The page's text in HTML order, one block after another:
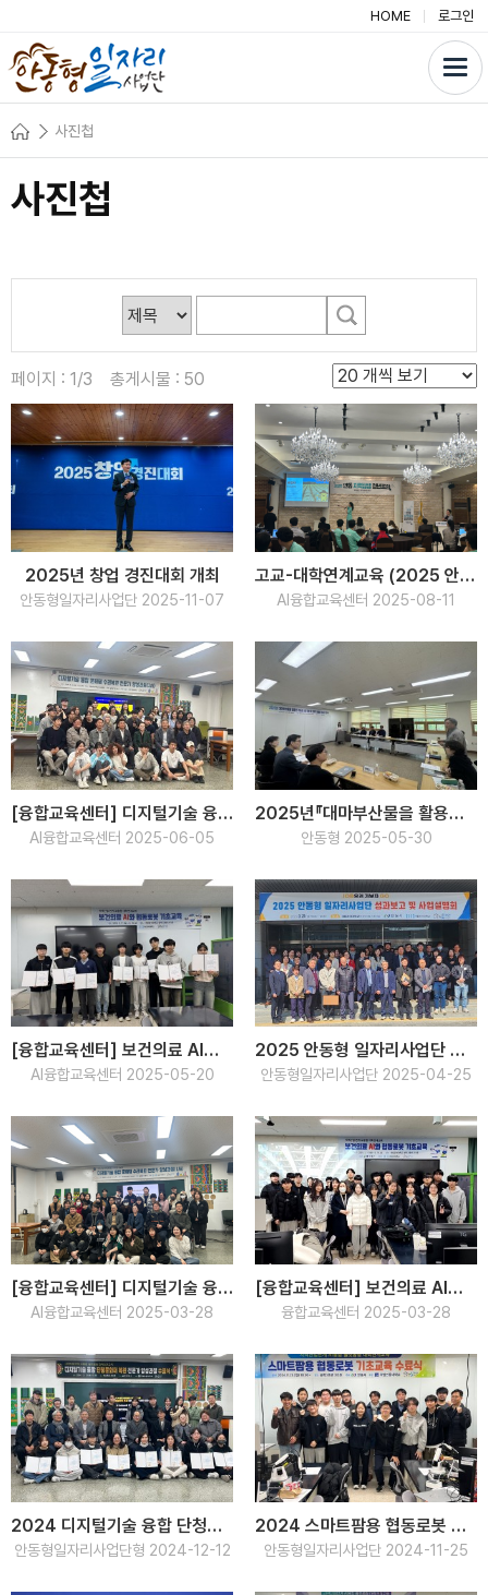
HOME 로그인
사진첩
사진첩
페이지 : 1/3 총게시물 : 50
2025년 창업 경진대회 개최
안동형일자리사업단 2025-11-07
고교-대학연계교육 (2025 안동 지역상생 청년포럼)
AI융합교육센터 2025-08-11
[융합교육센터] 디지털기술 융합 문화재 수리복원 전문가 양성 교육(1차) 수료식
AI융합교육센터 2025-06-05
2025년『대마부산물을 활용한 기능성 소재 개발 및 고부가 제품화 지원사업』협약체결식
안동형 2025-05-30
[융합교육센터] 보건의료 AI와 협동로봇 기초교육 수료식
AI융합교육센터 2025-05-20
2025 안동형 일자리사업단 성과보고 및 사업설명회
안동형일자리사업단 2025-04-25
[융합교육센터] 디지털기술 융합 문화재 수리복원 전문가 양성 교육(1차) 개강식
AI융합교육센터 2025-03-28
[융합교육센터] 보건의료 AI와 협동로봇 기초교육 개강식
융합교육센터 2025-03-28
2024 디지털기술 융합 단청문화재 복원 전문가 양성과정 수료식
안동형일자리사업단형 2024-12-12
2024 스마트팜용 협동로봇 기초교육 수료식
안동형일자리사업단 2024-11-25